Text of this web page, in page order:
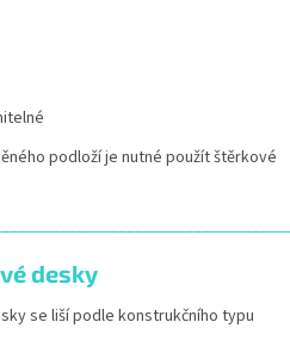
podloží je nutné použít štěrkové
desky
se liší podle konstrukčního typu